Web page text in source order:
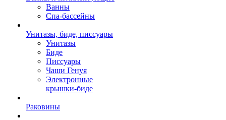
Ванны
Спа-бассейны
Унитазы, биде, писсуары
Унитазы
Биде
Писсуары
Чаши Генуя
Электронные
крышки-биде
Раковины